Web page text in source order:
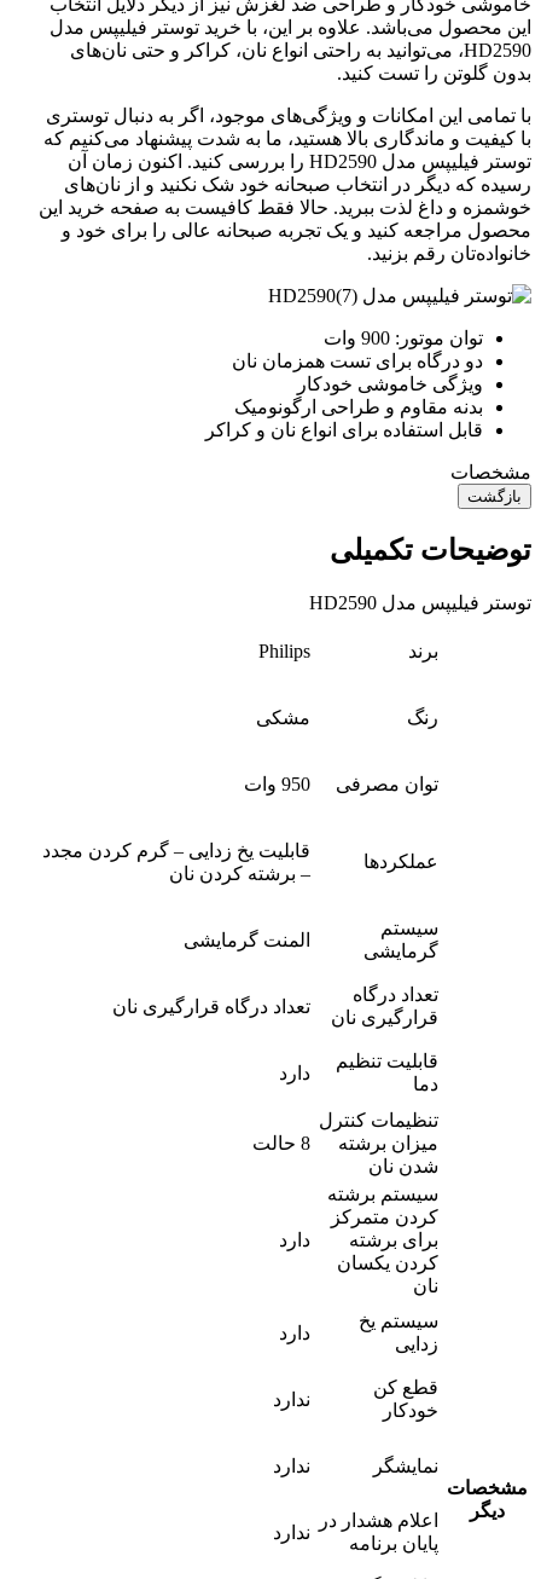
خاموشی خودکار و طراحی ضد لغزش نیز از دیگر دلایل انتخاب
این محصول می‌باشد. علاوه بر این، با خرید توستر فیلیپس مدل
HD2590، می‌توانید به راحتی انواع نان، کراکر و حتی نان‌های
بدون گلوتن را تست کنید.
با تمامی این امکانات و ویژگی‌های موجود، اگر به دنبال توستری
با کیفیت و ماندگاری بالا هستید، ما به شدت پیشنهاد می‌کنیم که
توستر فیلیپس مدل HD2590 را بررسی کنید. اکنون زمان آن
رسیده که دیگر در انتخاب صبحانه خود شک نکنید و از نان‌های
خوشمزه و داغ لذت ببرید. حالا فقط کافیست به صفحه خرید این
محصول مراجعه کنید و یک تجربه صبحانه عالی را برای خود و
خانواده‌تان رقم بزنید.
توان موتور: 900 وات
دو درگاه برای تست همزمان نان
ویژگی خاموشی خودکار
بدنه مقاوم و طراحی ارگونومیک
قابل استفاده برای انواع نان و کراکر
مشخصات
بازگشت
توضیحات تکمیلی
توستر فیلیپس مدل HD2590
مشخصات
دیگر
برند Philips
رنگ مشکی
توان مصرفی 950 وات
عملکردها
قابلیت یخ زدایی – گرم کردن مجدد
– برشته کردن نان
سیستم
گرمایشی
المنت گرمایشی
تعداد درگاه
قرارگیری نان
تعداد درگاه قرارگیری نان
قابلیت تنظیم
دما
دارد
تنظیمات کنترل
میزان برشته
شدن نان
8 حالت
سیستم برشته
کردن متمرکز
برای برشته
کردن یکسان
نان
دارد
سیستم یخ
زدایی
دارد
قطع کن
خودکار
ندارد
نمایشگر ندارد
اعلام هشدار در
پایان برنامه
ندارد